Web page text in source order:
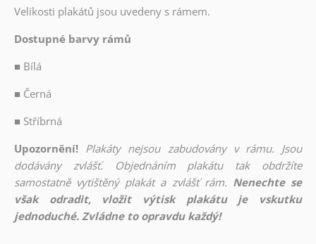
Velikosti plakátů jsou uvedeny s rámem.
Dostupné barvy rámů
■ Bílá
■ Černá
■ Stříbrná
Upozornění! Plakáty nejsou zabudovány v rámu. Jsou
dodávány zvlášť. Objednáním plakátu tak obdržíte
samostatně vytištěný plakát a zvlášť rám. Nenechte se
však odradit, vložit výtisk plakátu je vskutku
jednoduché. Zvládne to opravdu každý!